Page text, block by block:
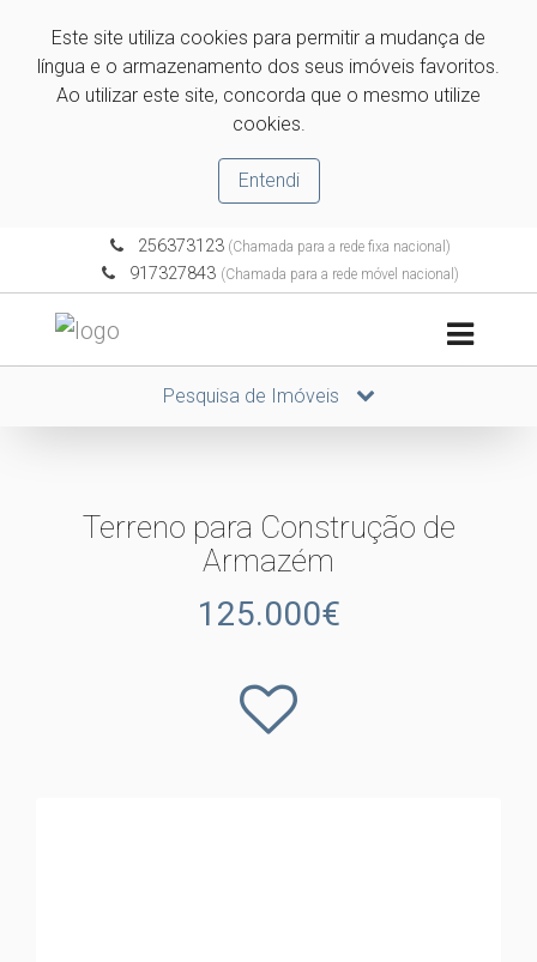
Este site utiliza cookies para permitir a mudança de
língua e o armazenamento dos seus imóveis favoritos.
Ao utilizar este site, concorda que o mesmo utilize
cookies.
Entendi
256373123(Chamada para a rede fixa nacional)
917327843 (Chamada para a rede móvel nacional)
Pesquisa de Imóveis
Terreno para Construção de
Armazém
125.000€